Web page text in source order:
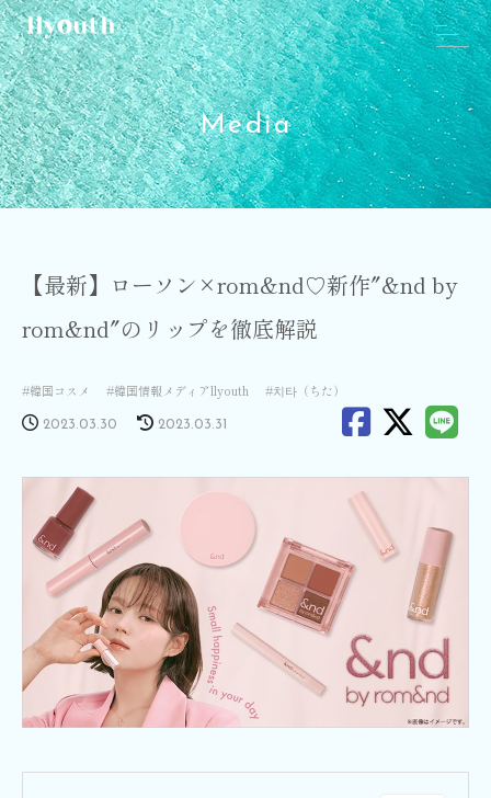
Media
【最新】ローソン×rom&nd♡新作″&nd by
rom&nd″のリップを徹底解説
韓国コスメ 韓国情報メディアllyouth 치타（ちた）
2023.03.30 2023.03.31